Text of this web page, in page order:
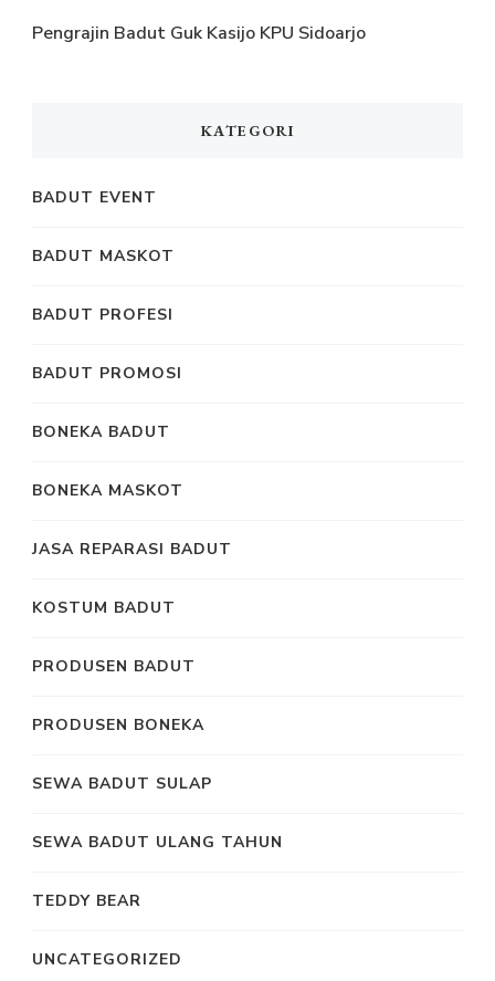
Pengrajin Badut Guk Kasijo KPU Sidoarjo
KATEGORI
BADUT EVENT
BADUT MASKOT
BADUT PROFESI
BADUT PROMOSI
BONEKA BADUT
BONEKA MASKOT
JASA REPARASI BADUT
KOSTUM BADUT
PRODUSEN BADUT
PRODUSEN BONEKA
SEWA BADUT SULAP
SEWA BADUT ULANG TAHUN
TEDDY BEAR
UNCATEGORIZED